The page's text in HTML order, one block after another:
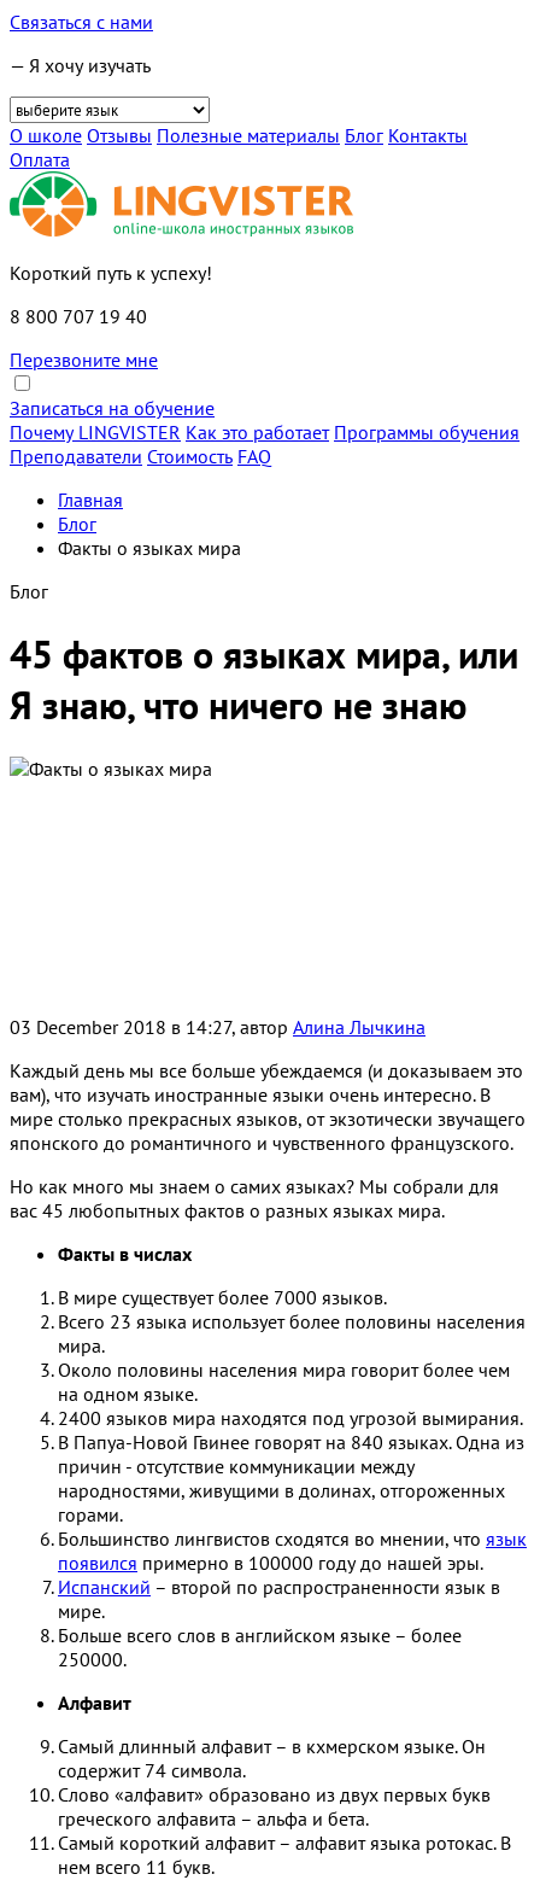
Связаться с нами
— Я хочу изучать
О школе Отзывы Полезные материалы Блог Контакты
Оплата
Короткий путь к успеху!
8 800 707 19 40
Перезвоните мне
Записаться на обучение
Почему LINGVISTER Как это работает Программы обучения
Преподаватели Стоимость FAQ
Главная
Блог
Факты о языках мира
Блог
45 фактов о языках мира, или
Я знаю, что ничего не знаю
03 December 2018 в 14:27, автор Алина Лычкина
Каждый день мы все больше убеждаемся (и доказываем это
вам), что изучать иностранные языки очень интересно. В
мире столько прекрасных языков, от экзотически звучащего
японского до романтичного и чувственного французского.
Но как много мы знаем о самих языках? Мы собрали для
вас 45 любопытных фактов о разных языках мира.
Факты в числах
В мире существует более 7000 языков.
Всего 23 языка использует более половины населения
мира.
Около половины населения мира говорит более чем
на одном языке.
2400 языков мира находятся под угрозой вымирания.
В Папуа-Новой Гвинее говорят на 840 языках. Одна из
причин - отсутствие коммуникации между
народностями, живущими в долинах, отгороженных
горами.
Большинство лингвистов сходятся во мнении, что язык
появился примерно в 100000 году до нашей эры.
Испанский – второй по распространенности язык в
мире.
Больше всего слов в английском языке – более
250000.
Алфавит
Самый длинный алфавит – в кхмерском языке. Он
содержит 74 символа.
Слово «алфавит» образовано из двух первых букв
греческого алфавита – альфа и бета.
Самый короткий алфавит – алфавит языка ротокас. В
нем всего 11 букв.